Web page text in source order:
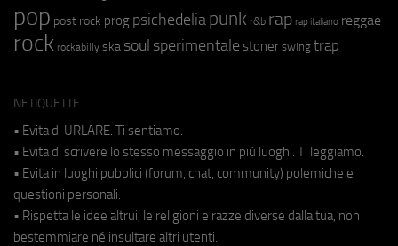
pop post rock prog psichedeliapunk r&b rap rap italiano reggae
rock rockabilly ska soul sperimentale stoner swing trap
NETIQUETTE
• Evita di URLARE. Ti sentiamo.
• Evita di scrivere lo stesso messaggio in più luoghi. Ti leggiamo.
• Evita in luoghi pubblici (forum, chat, community) polemiche e
questioni personali.
• Rispetta le idee altrui, le religioni e razze diverse dalla tua, non
bestemmiare né insultare altri utenti.